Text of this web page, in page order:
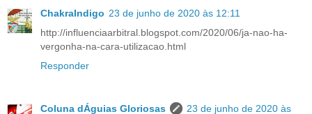
ChakraIndigo 23 de junho de 2020 às 12:11
http://influenciaarbitral.blogspot.com/2020/06/ja-nao-ha-
vergonha-na-cara-utilizacao.html
Responder
Coluna dÁguias Gloriosas
23 de junho de 2020 às